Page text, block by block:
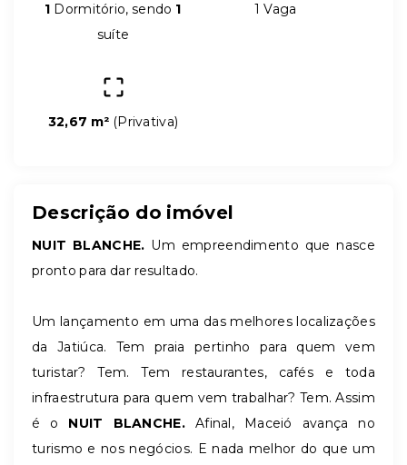
1 Dormitório, sendo 1
suíte
1 Vaga
32,67 m² (Privativa)
Descrição do imóvel
NUIT BLANCHE. Um empreendimento que nasce
pronto para dar resultado.
Um lançamento em uma das melhores localizações
da Jatiúca. Tem praia pertinho para quem vem
turistar? Tem. Tem restaurantes, cafés e toda
infraestrutura para quem vem trabalhar? Tem. Assim
é o NUIT BLANCHE. Afinal, Maceió avança no
turismo e nos negócios. E nada melhor do que um